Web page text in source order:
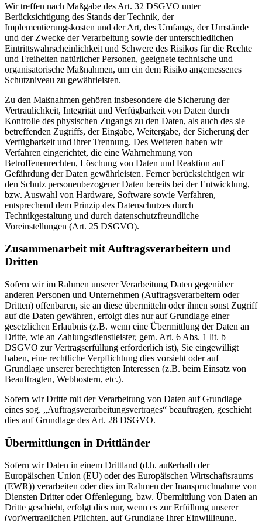
Wir treffen nach Maßgabe des Art. 32 DSGVO unter
Berücksichtigung des Stands der Technik, der
Implementierungskosten und der Art, des Umfangs, der Umstände
und der Zwecke der Verarbeitung sowie der unterschiedlichen
Eintrittswahrscheinlichkeit und Schwere des Risikos für die Rechte
und Freiheiten natürlicher Personen, geeignete technische und
organisatorische Maßnahmen, um ein dem Risiko angemessenes
Schutzniveau zu gewährleisten.
Zu den Maßnahmen gehören insbesondere die Sicherung der
Vertraulichkeit, Integrität und Verfügbarkeit von Daten durch
Kontrolle des physischen Zugangs zu den Daten, als auch des sie
betreffenden Zugriffs, der Eingabe, Weitergabe, der Sicherung der
Verfügbarkeit und ihrer Trennung. Des Weiteren haben wir
Verfahren eingerichtet, die eine Wahrnehmung von
Betroffenenrechten, Löschung von Daten und Reaktion auf
Gefährdung der Daten gewährleisten. Ferner berücksichtigen wir
den Schutz personenbezogener Daten bereits bei der Entwicklung,
bzw. Auswahl von Hardware, Software sowie Verfahren,
entsprechend dem Prinzip des Datenschutzes durch
Technikgestaltung und durch datenschutzfreundliche
Voreinstellungen (Art. 25 DSGVO).
Zusammenarbeit mit Auftragsverarbeitern und
Dritten
Sofern wir im Rahmen unserer Verarbeitung Daten gegenüber
anderen Personen und Unternehmen (Auftragsverarbeitern oder
Dritten) offenbaren, sie an diese übermitteln oder ihnen sonst Zugriff
auf die Daten gewähren, erfolgt dies nur auf Grundlage einer
gesetzlichen Erlaubnis (z.B. wenn eine Übermittlung der Daten an
Dritte, wie an Zahlungsdienstleister, gem. Art. 6 Abs. 1 lit. b
DSGVO zur Vertragserfüllung erforderlich ist), Sie eingewilligt
haben, eine rechtliche Verpflichtung dies vorsieht oder auf
Grundlage unserer berechtigten Interessen (z.B. beim Einsatz von
Beauftragten, Webhostern, etc.).
Sofern wir Dritte mit der Verarbeitung von Daten auf Grundlage
eines sog. „Auftragsverarbeitungsvertrages“ beauftragen, geschieht
dies auf Grundlage des Art. 28 DSGVO.
Übermittlungen in Drittländer
Sofern wir Daten in einem Drittland (d.h. außerhalb der
Europäischen Union (EU) oder des Europäischen Wirtschaftsraums
(EWR)) verarbeiten oder dies im Rahmen der Inanspruchnahme von
Diensten Dritter oder Offenlegung, bzw. Übermittlung von Daten an
Dritte geschieht, erfolgt dies nur, wenn es zur Erfüllung unserer
(vor)vertraglichen Pflichten, auf Grundlage Ihrer Einwilligung,